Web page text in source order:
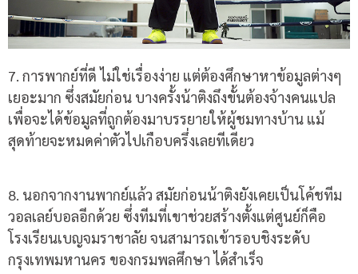
7. การพากย์ที่ดี ไม่ใช่เรื่องง่าย แต่ต้องศึกษาหาข้อมูลต่างๆ
เยอะมาก ซึ่งสมัยก่อน บางครั้งน้าติงถึงขั้นต้องจ้างคนแปล
เพื่อจะได้ข้อมูลที่ถูกต้องมาบรรยายให้ผู้ชมทางบ้าน แม้
สุดท้ายจะหมดค่าตัวไปเกือบครึ่งเลยทีเดียว
8. นอกจากงานพากย์แล้ว สมัยก่อนน้าติงยังเคยเป็นโค้ชทีม
วอลเลย์บอลอีกด้วย ซึ่งทีมที่เขาช่วยสร้างตั้งแต่ศูนย์ก็คือ
โรงเรียนเบญจมราชาลัย จนสามารถเข้ารอบชิงระดับ
กรุงเทพมหานคร ของกรมพลศึกษา ได้สำเร็จ